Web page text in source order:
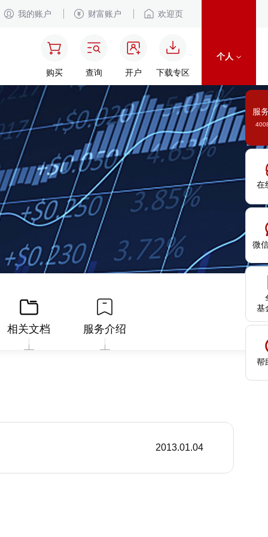
服
在
微
基
帮
我的账户 财富账户 欢迎页
购买 查询 开户 下载专区
个人
相关文档 服务介绍
2013.01.04